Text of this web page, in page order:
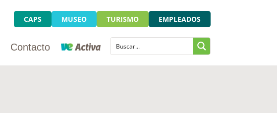
CAPS MUSEO TURISMO EMPLEADOS
Contacto